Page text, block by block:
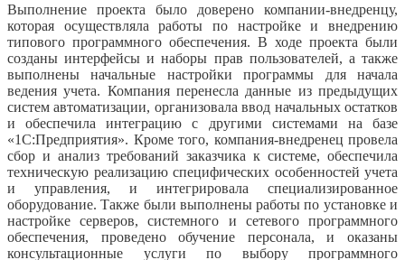
Выполнение проекта было доверено компании-внедренцу,
которая осуществляла работы по настройке и внедрению
типового программного обеспечения. В ходе проекта были
созданы интерфейсы и наборы прав пользователей, а также
выполнены начальные настройки программы для начала
ведения учета. Компания перенесла данные из предыдущих
систем автоматизации, организовала ввод начальных остатков
и обеспечила интеграцию с другими системами на базе
«1С:Предприятия». Кроме того, компания-внедренец провела
сбор и анализ требований заказчика к системе, обеспечила
техническую реализацию специфических особенностей учета
и управления, и интегрировала специализированное
оборудование. Также были выполнены работы по установке и
настройке серверов, системного и сетевого программного
обеспечения, проведено обучение персонала, и оказаны
консультационные услуги по выбору программного